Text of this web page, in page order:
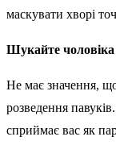
маскувати хворі
Шукайте чоловіка
Не має значення,
розведення
сприймає вас як